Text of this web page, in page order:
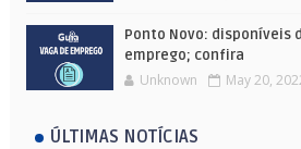
Ponto Novo: disponíveis
emprego; confira
Unknown May 20,
ÚLTIMAS NOTÍCIAS